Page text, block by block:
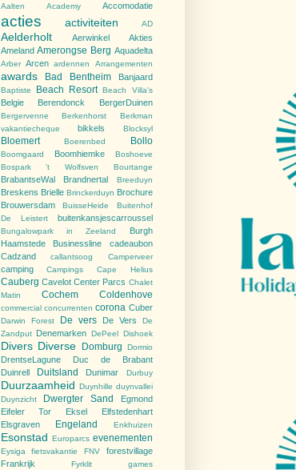
Aalten Academy Accomodatie
acties activiteiten AD
Aelderholt Aerwinkel
Akties
Ameland Amerongse Berg Aquadelta
Arber Arcen ardennen Arrangementen
awards Bad Bentheim Banjaard
Baptiste Beach Resort Beach Villa's
Belgie Berendonck BergerDuinen
Bergervenne Berkenhorst
Berkman
vakantiecheque
bikkels Blocksyl
Bloemert Boerenbed Bollo
Boomgaard Boomhiemke
Boshoeve
Bospark 't Wolfsven
Bourtange
BrabantseWal Brandnertal Breeduyn
Breskens Brielle Brinckerduyn Brochure
Brouwersdam
BuisseHeide
Buitenhof
De Leistert
buitenkansjescarroussel
Bungalowpark in Zeeland
Burgh
Haamstede
Businessline
cadeaubon
Cadzand
callantsoog Camperveer
camping Campings Cape Helius
Cauberg Cavelot Center Parcs Chalet
Matin
Cochem Coldenhove
commercial concurrenten corona Cuber
Darwin Forest De vers De Vers
De
Zandput
Denemarken DePeel Dishoek
Divers Diverse Domburg Dormio
DrentseLagune
Duc de Brabant
Duinrell
Duitsland Dunimar Durbuy
Duurzaamheid Duynhille duynvallei
Duynzicht
Dwergter Sand
Egmond
Eifeler Tor
Eksel
Elfstedenhart
Elsgraven
Engeland Enkhuizen
Esonstad Europarcs evenementen
Eysiga fietsvakantie FNV
forestvillage
Frankrijk
Fyrklit games